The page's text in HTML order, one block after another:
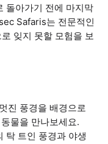
돌아가기 전에 마지막
Safaris는 전문적인
잊지 못할 모험을 보
진 풍경을 배경으로
물을 만나보세요.
탁 트인 풍경과 야생